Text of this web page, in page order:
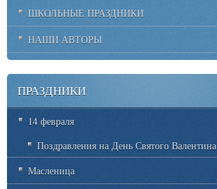
ШКОЛЬНЫЕ ПРАЗДНИКИ
НАШИ АВТОРЫ
ПРАЗДНИКИ
14 февраля
Поздравления на День Святого Валентина
Масленица